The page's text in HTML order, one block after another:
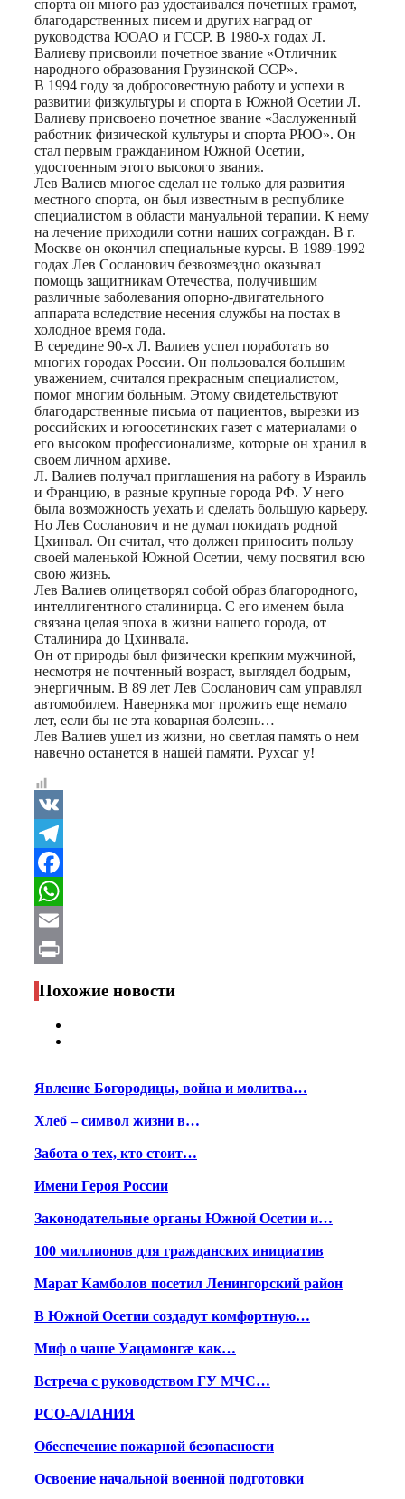
спорта он много раз удостаивался почетных грамот,
благодарственных писем и других наград от
руководства ЮОАО и ГССР. В 1980-х годах Л.
Валиеву присвоили почетное звание «Отличник
народного образования Грузинской ССР».
В 1994 году за добросовестную работу и успехи в
развитии физкультуры и спорта в Южной Осетии Л.
Валиеву присвоено почетное звание «Заслуженный
работник физической культуры и спорта РЮО». Он
стал первым гражданином Южной Осетии,
удостоенным этого высокого звания.
Лев Валиев многое сделал не только для развития
местного спорта, он был известным в республике
специалистом в области мануальной терапии. К нему
на лечение приходили сотни наших сограждан. В г.
Москве он окончил специальные курсы. В 1989-1992
годах Лев Сосланович безвозмездно оказывал
помощь защитникам Отечества, получившим
различные заболевания опорно-двигательного
аппарата вследствие несения службы на постах в
холодное время года.
В середине 90-х Л. Валиев успел поработать во
многих городах России. Он пользовался большим
уважением, считался прекрасным специалистом,
помог многим больным. Этому свидетельствуют
благодарственные письма от пациентов, вырезки из
российских и югоосетинских газет с материалами о
его высоком профессионализме, которые он хранил в
своем личном архиве.
Л. Валиев получал приглашения на работу в Израиль
и Францию, в разные крупные города РФ. У него
была возможность уехать и сделать большую карьеру.
Но Лев Сосланович и не думал покидать родной
Цхинвал. Он считал, что должен приносить пользу
своей маленькой Южной Осетии, чему посвятил всю
свою жизнь.
Лев Валиев олицетворял собой образ благородного,
интеллигентного сталинирца. С его именем была
связана целая эпоха в жизни нашего города, от
Сталинира до Цхинвала.
Он от природы был физически крепким мужчиной,
несмотря не почтенный возраст, выглядел бодрым,
энергичным. В 89 лет Лев Сосланович сам управлял
автомобилем. Наверняка мог прожить еще немало
лет, если бы не эта коварная болезнь…
Лев Валиев ушел из жизни, но светлая память о нем
навечно останется в нашей памяти. Рухсаг у!
VK
Telegram
Facebook
WhatsApp
Email
Print
Похожие новости
Явление Богородицы, война и молитва…
Хлеб – символ жизни в…
Забота о тех, кто стоит…
Имени Героя России
Законодательные органы Южной Осетии и…
100 миллионов для гражданских инициатив
Марат Камболов посетил Ленингорский район
В Южной Осетии создадут комфортную…
Миф о чаше Уацамонгæ как…
Встреча с руководством ГУ МЧС…
РСО-АЛАНИЯ
Обеспечение пожарной безопасности
Освоение начальной военной подготовки